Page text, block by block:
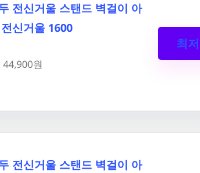
전신거울 스탠드 벽걸이 아
신거울 1600
44,900원
최
전신거울 스탠드 벽걸이 아